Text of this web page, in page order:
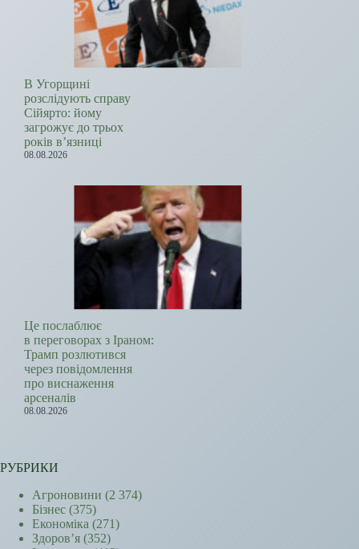
В Угорщині
розслідують справу
Сійярто: йому
загрожує до трьох
років в’язниці
08.08.2026
Це послаблює
в переговорах з Іраном:
Трамп розлютився
через повідомлення
про виснаження
арсеналів
08.08.2026
РУБРИКИ
Агроновини (2 374)
Бізнес (375)
Економіка (271)
Здоров’я (352)